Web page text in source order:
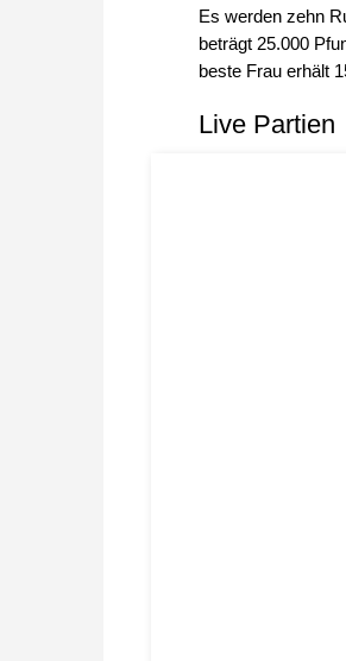
Es werden zehn
beträgt 25.000
beste Frau erhält
Live Partien